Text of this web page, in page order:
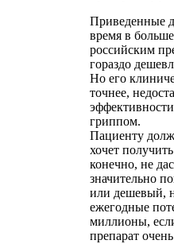
Приведенные
время в
российским
гораздо
Но его
точнее,
гриппом.
Пациенту
хочет
конечно, не
значительно
или дешевый,
ежегодные
миллионы,
препарат